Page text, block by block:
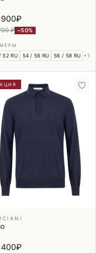
₽
₽ −50%
52 RU 54 / 56 RU 56 / 58 RU +1
₽